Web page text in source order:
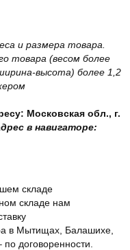
и размера товара.
товара (весом более
высота) более 1,2
Московская обл., г.
в навигаторе:
складе
складе нам
в Мытищах, Балашихе,
договоренности.